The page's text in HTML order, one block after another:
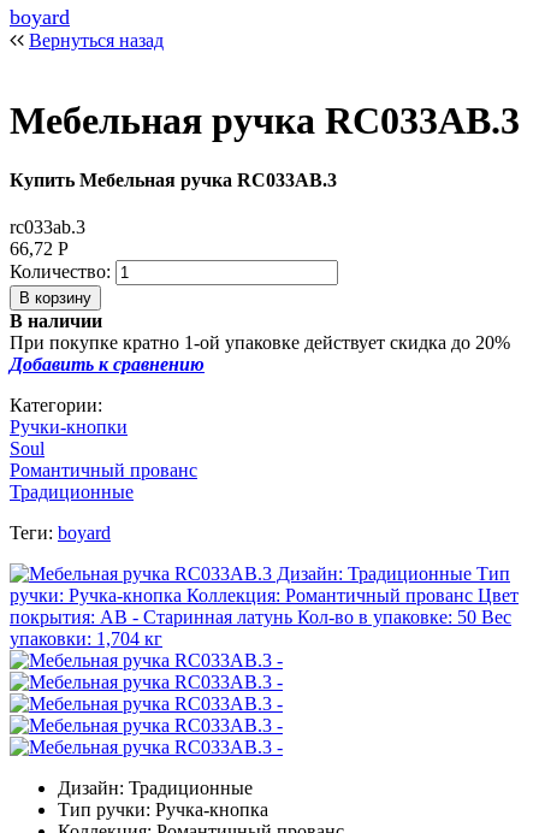
boyard
Вернуться назад
Мебельная ручка RC033AB.3
Купить Мебельная ручка RC033AB.3
rc033ab.3
66,72 Р
Количество:
В наличии
При покупке кратно 1-ой упаковке действует скидка до 20%
Добавить к сравнению
Категории:
Ручки-кнопки
Soul
Романтичный прованс
Традиционные
Теги: boyard
Дизайн: Традиционные
Тип ручки: Ручка-кнопка